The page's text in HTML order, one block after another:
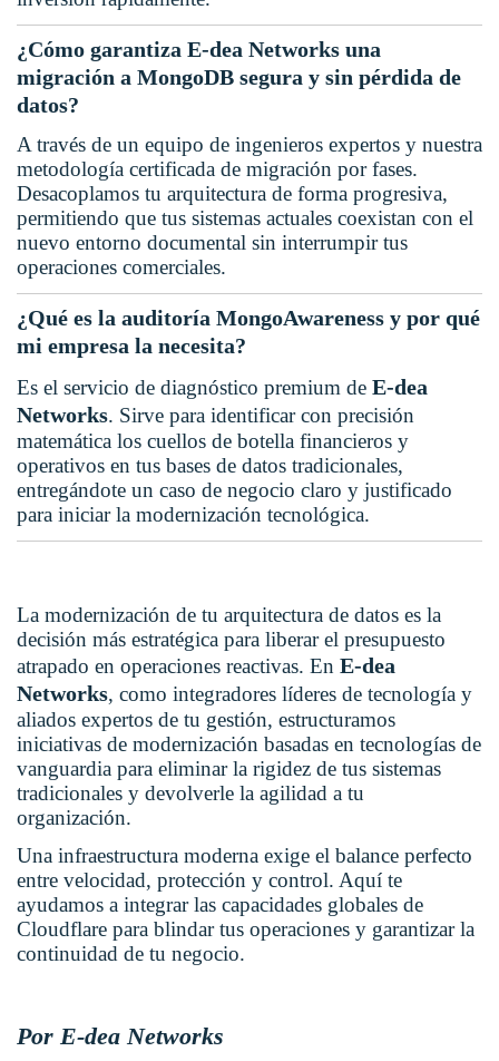
¿Cómo garantiza E-dea Networks una
migración a MongoDB segura y sin pérdida de
datos?
A través de un equipo de ingenieros expertos y nuestra
metodología certificada de migración por fases.
Desacoplamos tu arquitectura de forma progresiva,
permitiendo que tus sistemas actuales coexistan con el
nuevo entorno documental sin interrumpir tus
operaciones comerciales.
¿Qué es la auditoría MongoAwareness y por qué
mi empresa la necesita?
Es el servicio de diagnóstico premium de E-dea
Networks. Sirve para identificar con precisión
matemática los cuellos de botella financieros y
operativos en tus bases de datos tradicionales,
entregándote un caso de negocio claro y justificado
para iniciar la modernización tecnológica.
La modernización de tu arquitectura de datos es la
decisión más estratégica para liberar el presupuesto
atrapado en operaciones reactivas. En E-dea
Networks, como integradores líderes de tecnología y
aliados expertos de tu gestión, estructuramos
iniciativas de modernización basadas en tecnologías de
vanguardia para eliminar la rigidez de tus sistemas
tradicionales y devolverle la agilidad a tu
organización.
Una infraestructura moderna exige el balance perfecto
entre velocidad, protección y control. Aquí te
ayudamos a integrar las capacidades globales de
Cloudflare para blindar tus operaciones y garantizar la
continuidad de tu negocio.
Por E-dea Networks